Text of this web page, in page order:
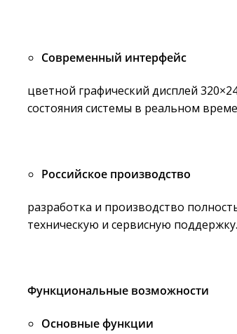
Современный интерфейс
цветной графический дисплей
состояния системы в реальном
Российское производство
разработка и производство
техническую и сервисную поддержку.
Функциональные возможности
Основные функции